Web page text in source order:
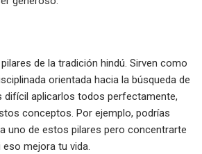
de la tradición hindú. Sirven como
orientada hacia la búsqueda de
difícil aplicarlos todos perfectamente,
conceptos. Por ejemplo, podrías
uno de estos pilares pero concentrarte
eso mejora tu vida.